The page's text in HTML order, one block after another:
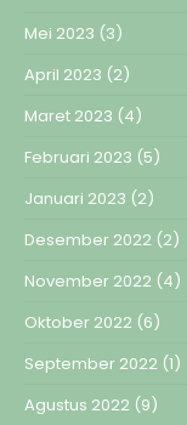
Mei 2023 (3)
April 2023 (2)
Maret 2023 (4)
Februari 2023 (5)
Januari 2023 (2)
Desember 2022 (2)
November 2022 (4)
Oktober 2022 (6)
September 2022 (1)
Agustus 2022 (9)